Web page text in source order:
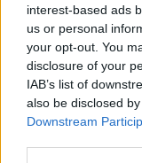
interest-based ads
us or personal
your opt-out. You
disclosure of your
IAB’s list of
also be disclosed
Downstream